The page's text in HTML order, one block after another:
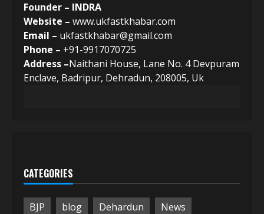
Founder – INDRA
Website – www.ukfastkhabar.com
Email – ukfastkhabar@gmail.com
Phone – +91-9917070725
Address –Naithani House, Lane No. 4 Devpuram
Enclave, Badripur, Dehradun, 208005, Uk
CATEGORIES
BJP blog Dehardun
News